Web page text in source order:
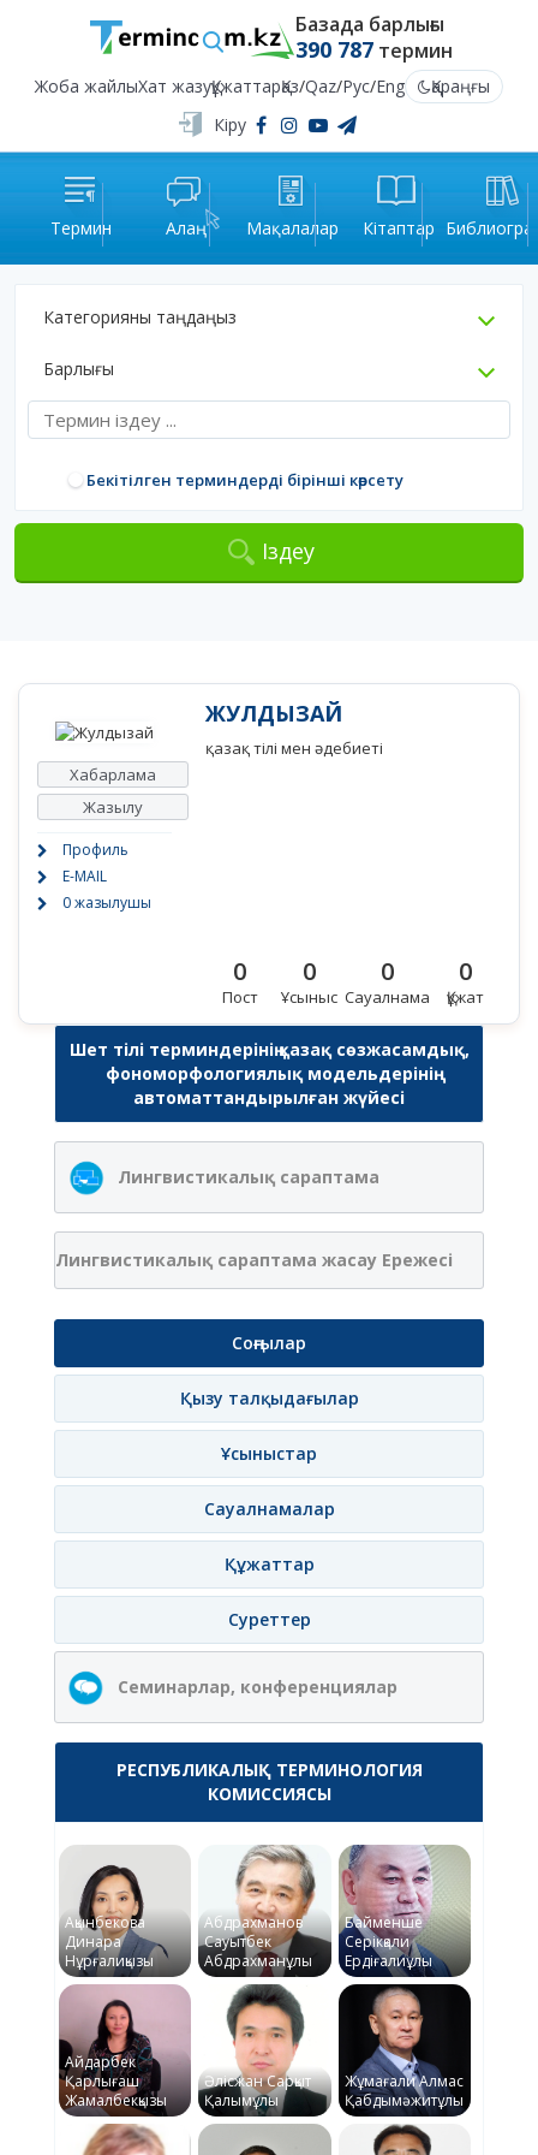
Базада барлығы
390 787термин
Жоба жайлыХат жазуҚұжаттарҚаз/Qaz/Рус/Eng
Қараңғы
Кіру
Термин Алаң Мақалалар Кітаптар
Категорияны таңдаңыз
Барлығы
Бекітілген терминдерді бірінші көрсету
Іздеу
Хабарлама
Жазылу
Профиль
E-MAIL
0 жазылушы
ЖУЛДЫЗАЙ
қазақ тілі мен әдебиеті
0
Пост
0
Ұсыныс
0
Сауалнама
0
Құжат
Шет тілі терминдерінің қазақ сөзжасамдық,
фономорфологиялық модельдерінің
автоматтандырылған жүйесі
Лингвистикалық сараптама
Лингвистикалық сараптама жасау Ережесі
Соңғылар
Қызу талқыдағылар
Ұсыныстар
Сауалнамалар
Құжаттар
Суреттер
Семинарлар, конференциялар
РЕСПУБЛИКАЛЫҚ ТЕРМИНОЛОГИЯ
КОМИССИЯСЫ
Ақынбекова
Динара
Нұрғалиқызы
Абдрахманов
Сауытбек
Абдрахманұлы
Байменше
Серікқали
Ердіғалиұлы
Айдарбек
Қарлығаш
Жамалбекқызы
Әлісжан Сарқыт
Қалымұлы
Жұмағали Алмас
Қабдымәжитұлы